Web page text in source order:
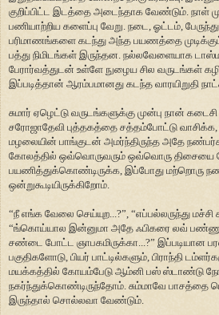
குறிப்பிட்ட இடத்தை அடைந்தாக வேண்டும். நாள்
பணியாற்றிய களைப்பு வேறு. நடை, ஓட்டம்,
பரிமாணங்களை கடந்து அந்த பயணத்தை
பத்து நிமிடங்கள் இருந்தன. நல்லவேளையாக
பேரார்வத்துடன் உள்ளே நுழைய சில வருடங்கள்
இப்படித்தான் ஆரம்பமானது கடந்த வாரயிறுதி
சுமார் ஏழெட்டு வருடங்களுக்கு முன்பு நான்
சரோஜாதேவி புத்தகத்தை சத்தம்போட்டு
மழலையின் பாங்குடன் அமர்ந்திருந்த அதே
கோலத்தில் ஒவ்வொருவரும் ஒவ்வொரு திசையை
பயணித்துக்கொண்டிருக்க, இப்போது மற்றொரு
ஒன்றுகூடியிருக்கிறோம்.
“நீ எங்க வேலை செய்யுற...?”, “எப்பல்லருந்து மச்சி
“ங்கொய்யால இன்னுமா அதே ஃபிகரை லவ்
சண்டை போட்ட ஞாபகமிருக்கா...?” இப்படியான
பகுதிகளோடு, பியர் பாட்டில்களும், பிராந்தி
மயக்கத்தில் கோயம்பேடு ஆம்னி பஸ் ஸ்டாண்டு
நகர்ந்துக்கொண்டிருந்தோம். சும்மாவே பாசத்தை
இருந்தால் சொல்லவா வேண்டும்.